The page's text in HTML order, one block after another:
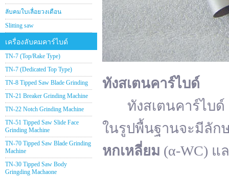
ลับคมใบเลื่อยวงเดือน
Slitting saw
เครื่องลับคมคาร์ไบด์
TN-7 (Top/Rake Type)
TN-7 (Dedicated Top Type)
TN-8 Tipped Saw Blade Grinding
TN-21 Breaker Grinding Machine
TN-22 Notch Grinding Machine
TN-51 Tipped Saw Slide Face
Grinding Machine
TN-70 Tipped Saw Blade Grinding
Machine
TN-30 Tipped Saw Body
Gringding Machaone
ทังสเตนคาร์ไบด์
ทังสเตนคาร์ไบด์ (
ในรูปพื้นฐานจะมีลัก
หกเหลี่ยม (α-WC) แ